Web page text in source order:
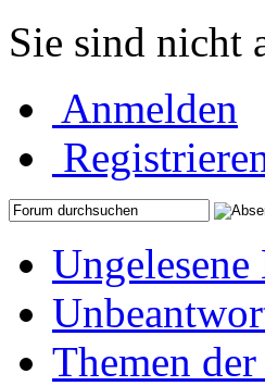
Sie sind nicht
Anmelden
Ungelesene
Themen